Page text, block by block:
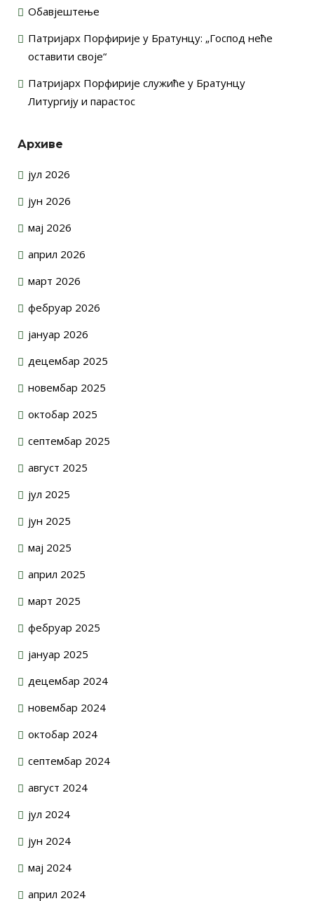
Обавјештење
Патријарх Порфирије у Братунцу: „Господ неће
оставити своје“
Патријарх Порфирије служиће у Братунцу
Литургију и парастос
Архиве
јул 2026
јун 2026
мај 2026
април 2026
март 2026
фебруар 2026
јануар 2026
децембар 2025
новембар 2025
октобар 2025
септембар 2025
август 2025
јул 2025
јун 2025
мај 2025
април 2025
март 2025
фебруар 2025
јануар 2025
децембар 2024
новембар 2024
октобар 2024
септембар 2024
август 2024
јул 2024
јун 2024
мај 2024
април 2024